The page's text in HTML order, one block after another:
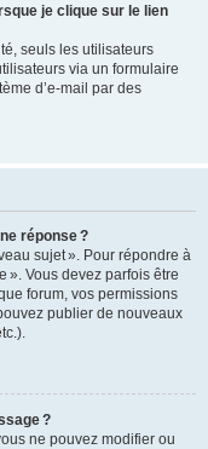
je clique sur le lien
seuls les utilisateurs
via un formulaire
d’e-mail par des
réponse ?
sujet ». Pour répondre à
». Vous devez parfois être
forum, vos permissions
publier de nouveaux
?
ne pouvez modifier ou